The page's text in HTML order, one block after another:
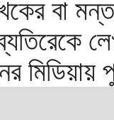
বা
মিডিয়ায়